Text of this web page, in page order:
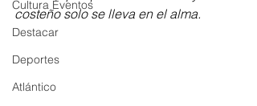
Cultura Eventos
Destacar
Deportes
Atlántico
costeño solo se lleva en el alma.